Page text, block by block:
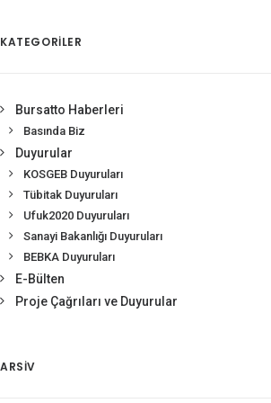
KATEGORİLER
Bursatto Haberleri
Basında Biz
Duyurular
KOSGEB Duyuruları
Tübitak Duyuruları
Ufuk2020 Duyuruları
Sanayi Bakanlığı Duyuruları
BEBKA Duyuruları
E-Bülten
Proje Çağrıları ve Duyurular
ARSIV